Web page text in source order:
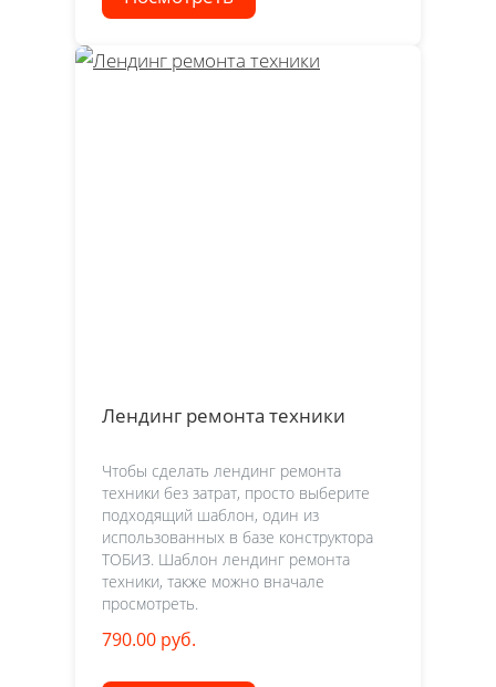
Лендинг ремонта техники
Чтобы сделать лендинг ремонта
техники без затрат, просто выберите
подходящий шаблон, один из
использованных в базе конструктора
ТОБИЗ. Шаблон лендинг ремонта
техники, также можно вначале
просмотреть.
790.00 руб.